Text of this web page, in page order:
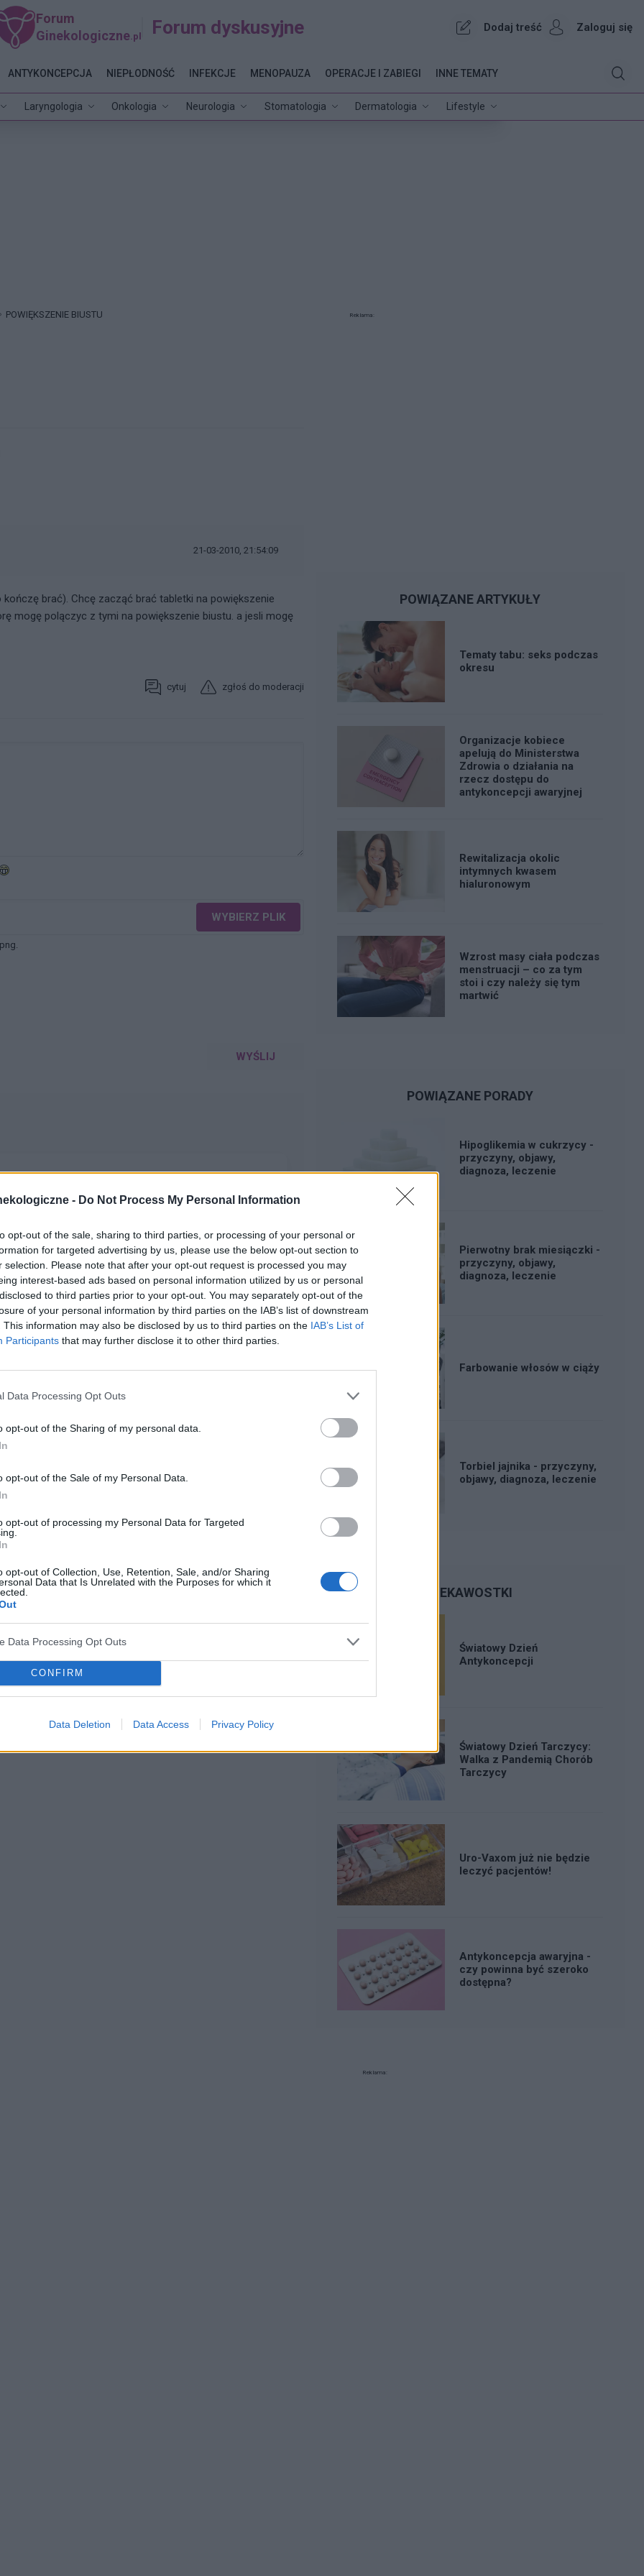
- Do Not Process My Personal Information
opt-out of the sale, sharing to third parties, or processing of your personal or
for targeted advertising by us, please use the below opt-out section to
selection. Please note that after your opt-out request is processed you may
interest-based ads based on personal information utilized by us or personal
to third parties prior to your opt-out. You may separately opt-out of the
of your personal information by third parties on the IAB’s list of downstream
This information may also be disclosed by us to third parties on the IAB’s List of
Participants that may further disclose it to other third parties.
Data Processing Opt Outs
opt-out of the Sharing of my personal data.
opt-out of the Sale of my Personal Data.
opt-out of processing my Personal Data for Targeted
opt-out of Collection, Use, Retention, Sale, and/or Sharing
Data that Is Unrelated with the Purposes for which it
Data Processing Opt Outs
CONFIRM
Data Deletion Data Access Privacy Policy
Forum
Ginekologiczne .pl Forum dyskusyjne Dodaj treść Zaloguj się
Laryngologia Onkologia Neurologia Stomatologia Dermatologia Lifestyle
ANTYKONCEPCJA NIEPŁODNOŚĆ INFEKCJE MENOPAUZA OPERACJE I ZABIEGI INNE TEMATY
POWIĘKSZENIE BIUSTU
21-03-2010, 21:54:09
brać). Chcę zacząć brać tabletki na powiększenie
mogę polączyc z tymi na powiększenie biustu. a jesli mogę
cytuj zgłoś do moderacji
WYBIERZ PLIK
WYŚLIJ
doxycycline i w tym samym miesiącu dostalam
furaginum i witaminę c , nie dostałam okresu od 10
0,2 a na wizycie u ginekologa usłyszałam tylko że
cieniutkie .moje pytanie czy okres powinien przyjść w
w czasie owulacji? Niby jestem w okresie
skrzep krwi i plamie cały czas świeżą krwią. Czuję w
robić. Nigdy nie miałam takiej sytuacji. Proszę o
jechacnia do lekarza. 25.05 miałam wizytę u
i wszystkie badania były ok.
myślę że to macica nie mogę utrzymać moczu czy
test ciążowy okres
Reklama:
POWIĄZANE ARTYKUŁY
Tematy tabu: seks podczas
okresu
Organizacje kobiece
apelują do Ministerstwa
Zdrowia o działania na
rzecz dostępu do
antykoncepcji awaryjnej
Rewitalizacja okolic
intymnych kwasem
hialuronowym
Wzrost masy ciała podczas
menstruacji – co za tym
stoi i czy należy się tym
martwić
POWIĄZANE PORADY
Hipoglikemia w cukrzycy -
przyczyny, objawy,
diagnoza, leczenie
Pierwotny brak miesiączki -
przyczyny, objawy,
diagnoza, leczenie
Farbowanie włosów w ciąży
Torbiel jajnika - przyczyny,
objawy, diagnoza, leczenie
CIEKAWOSTKI
Światowy Dzień
Antykoncepcji
Światowy Dzień Tarczycy:
Walka z Pandemią Chorób
Tarczycy
Uro-Vaxom już nie będzie
leczyć pacjentów!
Antykoncepcja awaryjna -
czy powinna być szeroko
dostępna?
Reklama: